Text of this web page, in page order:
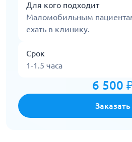
Для кого подходит
Маломобильным
ехать в клинику.
Срок
1-1.5 часа
6 500
Заказать